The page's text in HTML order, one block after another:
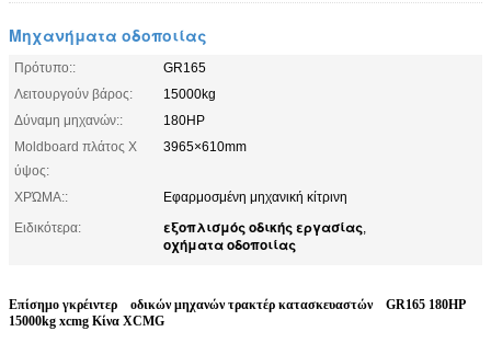
Μηχανήματα οδοποιίας
Πρότυπο::
GR165
Λειτουργούν βάρος:
15000kg
Δύναμη μηχανών::
180HP
Moldboard πλάτος Χ
ύψος:
3965×610mm
ΧΡΏΜΑ::
Εφαρμοσμένη μηχανική κίτρινη
Ειδικότερα:
εξοπλισμός οδικής εργασίας,
οχήματα οδοποιίας
Επίσημο γκρέιντερ
οδικών μηχανών τρακτέρ κατασκευαστών GR165 180HP
15000kg xcmg Κίνα XCMG